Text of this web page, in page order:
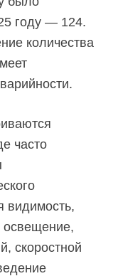
году — 124.
количества
часто
видимость,
освещение,
скоростной